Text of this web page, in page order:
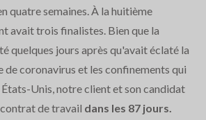
quatre semaines. À la huitième
avait trois finalistes. Bien que la
quelques jours après qu'avait éclaté la
de coronavirus et les confinements qui
États-Unis, notre client et son candidat
de travail dans les 87 jours.